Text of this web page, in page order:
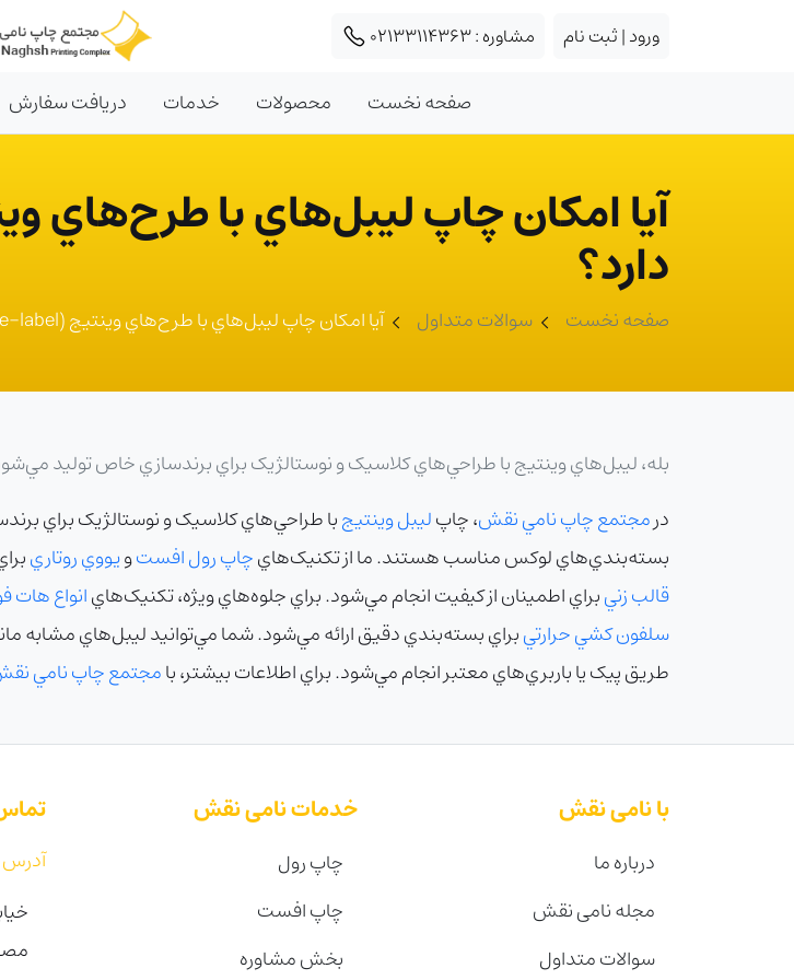
ورود | ثبت نام مشاوره :02133114363
صفحه نخست محصولات خدمات دریافت سفارش
دارد؟
صفحه نخست سوالات متداول آيا امکان چاپ ليبل‌هاي با طرح‌هاي وينتيج (vintage-label) وجود دارد؟
بله، ليبل‌هاي وينتيج با طراحي‌هاي کلاسيک و نوستالژيک براي برندسازي خاص توليد
درمجتمع چاپ نامي نقش، چاپليبل وينتيجبا طراحي‌هاي کلاسيک و نوستالژيک براي
بسته‌بندي‌هاي لوکس مناسب هستند. ما از تکنيک‌هايچاپ رول افستويووي روتاري
قالب زنيبراي اطمينان از کيفيت انجام مي‌شود. براي جلوه‌هاي ويژه، تکنيک‌هايانواع هات
سلفون کشي حرارتيبراي بسته‌بندي دقيق ارائه مي‌شود. شما مي‌توانيد ليبل‌هاي مشابه
طريق پيک يا باربري‌هاي معتبر انجام مي‌شود. براي اطلاعات بيشتر، بامجتمع چاپ نامي
با نامی نقش
درباره ما
مجله نامی نقش
سوالات متداول
خدمات نامی نقش
چاپ رول
چاپ افست
بخش مشاوره
آدرس